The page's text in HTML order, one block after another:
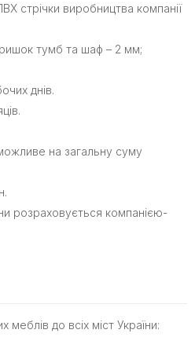
стрічки виробництва компанії
тумб та шаф – 2 мм;
днів.
на загальну суму
розраховується компанією-
до всіх міст України: